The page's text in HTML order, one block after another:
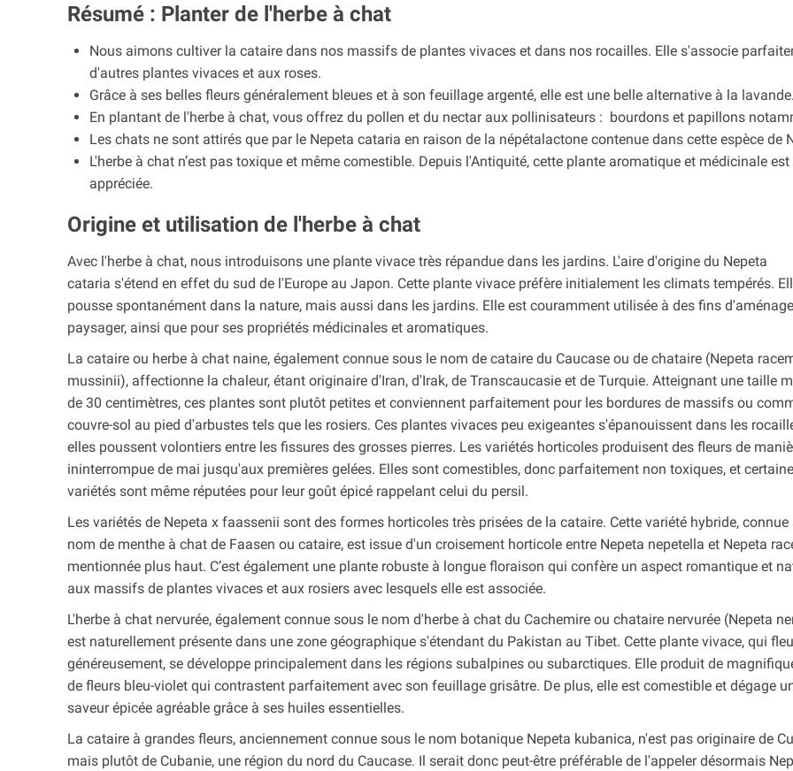
Résumé : Planter de l'herbe à chat
Nous aimons cultiver la cataire dans nos massifs de plantes vivaces et dans nos rocailles. Elle s'associe
d'autres plantes vivaces et aux roses.
Grâce à ses belles fleurs généralement bleues et à son feuillage argenté, elle est une belle alternative à la
En plantant de l'herbe à chat, vous offrez du pollen et du nectar aux pollinisateurs : bourdons et papillons
Les chats ne sont attirés que par le Nepeta cataria en raison de la népétalactone contenue dans cette espèce de
L'herbe à chat n’est pas toxique et même comestible. Depuis l'Antiquité, cette plante aromatique et médicinale est
appréciée.
Origine et utilisation de l'herbe à chat
Avec l'herbe à chat, nous introduisons une plante vivace très répandue dans les jardins. L'aire d'origine du Nepeta
cataria s'étend en effet du sud de l'Europe au Japon. Cette plante vivace préfère initialement les climats tempérés.
pousse spontanément dans la nature, mais aussi dans les jardins. Elle est couramment utilisée à des fins
paysager, ainsi que pour ses propriétés médicinales et aromatiques.
La cataire ou herbe à chat naine, également connue sous le nom de cataire du Caucase ou de chataire (Nepeta
mussinii), affectionne la chaleur, étant originaire d'Iran, d'Irak, de Transcaucasie et de Turquie. Atteignant une taille
de 30 centimètres, ces plantes sont plutôt petites et conviennent parfaitement pour les bordures de massifs ou
couvre-sol au pied d'arbustes tels que les rosiers. Ces plantes vivaces peu exigeantes s'épanouissent dans les
elles poussent volontiers entre les fissures des grosses pierres. Les variétés horticoles produisent des fleurs de
ininterrompue de mai jusqu'aux premières gelées. Elles sont comestibles, donc parfaitement non toxiques, et
variétés sont même réputées pour leur goût épicé rappelant celui du persil.
Les variétés de Nepeta x faassenii sont des formes horticoles très prisées de la cataire. Cette variété hybride, connue
nom de menthe à chat de Faasen ou cataire, est issue d'un croisement horticole entre Nepeta nepetella et Nepeta
mentionnée plus haut. C’est également une plante robuste à longue floraison qui confère un aspect romantique et
aux massifs de plantes vivaces et aux rosiers avec lesquels elle est associée.
L'herbe à chat nervurée, également connue sous le nom d'herbe à chat du Cachemire ou chataire nervurée (Nepeta
est naturellement présente dans une zone géographique s'étendant du Pakistan au Tibet. Cette plante vivace, qui
généreusement, se développe principalement dans les régions subalpines ou subarctiques. Elle produit de
de fleurs bleu-violet qui contrastent parfaitement avec son feuillage grisâtre. De plus, elle est comestible et dégage
saveur épicée agréable grâce à ses huiles essentielles.
La cataire à grandes fleurs, anciennement connue sous le nom botanique Nepeta kubanica, n'est pas originaire de
mais plutôt de Cubanie, une région du nord du Caucase. Il serait donc peut-être préférable de l'appeler désormais